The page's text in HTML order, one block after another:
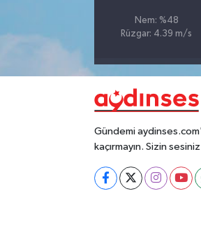
Nem: %48
Rüzgar: 4.39 m/s
Gündemi
kaçırmayın. Sizin